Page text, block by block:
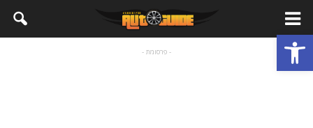
פתח סרגל נגישות - פרסומת -